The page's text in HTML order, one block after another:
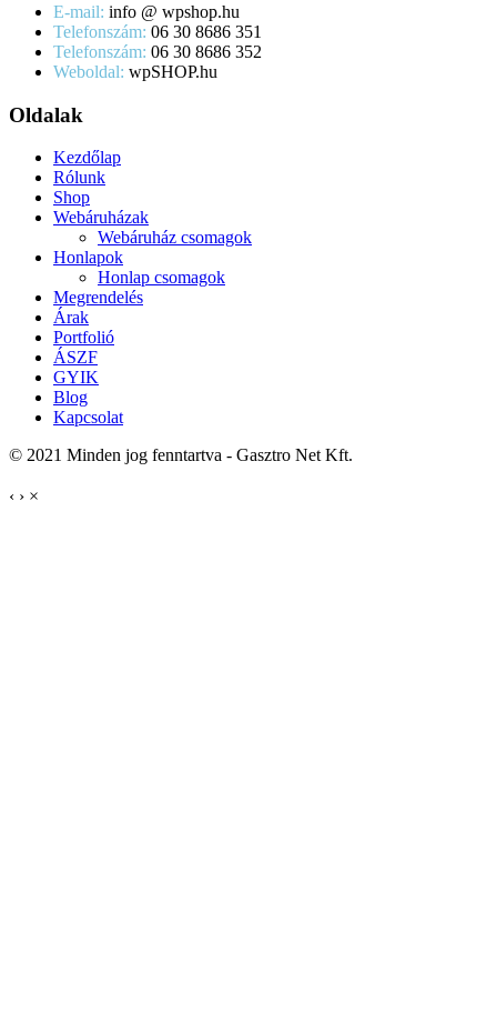
E-mail: info @ wpshop.hu
Telefonszám: 06 30 8686 351
Telefonszám: 06 30 8686 352
Weboldal: wpSHOP.hu
Oldalak
Kezdőlap
Rólunk
Shop
Webáruházak
Webáruház csomagok
Honlapok
Honlap csomagok
Megrendelés
Árak
Portfolió
ÁSZF
GYIK
Blog
Kapcsolat
© 2021 Minden jog fenntartva - Gasztro Net Kft.
‹ › ×